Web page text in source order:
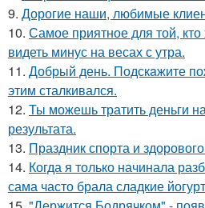
9. Дорогие наши, любимые
10. Самое приятное для той, кто
видеть минус на весах с утра.
11. Добрый день. Подскaжите
этим сталкивался.
12. Ты можешь тратить деньги
результата.
13. Праздник спорта и
14. Когда я только начинала
сама часто брала сладкие